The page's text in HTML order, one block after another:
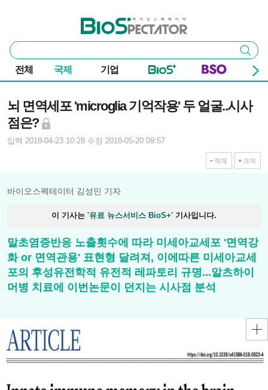
바이오스펙테이터
통
합
검
색
검색
전체 국제 기업
뇌 면역세포 'microglia 기억작용' 두 얼굴..시사
점은?
입력 2018-04-23 10:28 수정 2018-05-20 09:57
작게 크게
바이오스펙테이터 김성민 기자
이 기사는 '유료 뉴스서비스 BioS+' 기사입니다.
말초염증반응 노출횟수에 따라 미세아교세포 '면역강
화 or 면역관용' 표현형 달려져, 이에따른 미세아교세
포의 후성유전학적 유전적 레파토리 규명...알츠하이
머병 치료에 이번논문이 던지는 시사점 분석